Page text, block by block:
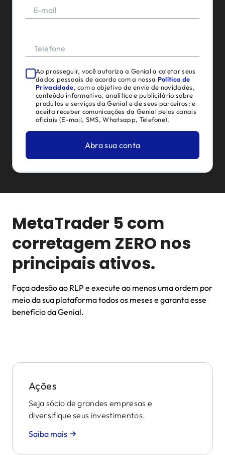
E-mail
Telefone
Ao prosseguir, você autoriza a Genial a coletar seus
dados pessoais de acordo com a nossa Política de
Privacidade, com o objetivo de envio de novidades,
conteúdo informativo, analítico e publicitário sobre
produtos e serviços da Genial e de seus parceiros; e
aceita receber comunicações da Genial pelos canais
oficiais (E-mail, SMS, Whatsapp, Telefone).
Abra sua conta
MetaTrader 5 com
corretagem ZERO nos
principais ativos.
Faça adesão ao RLP e execute ao menos uma ordem por
meio da sua plataforma todos os meses e garanta esse
benefício da Genial.
Ações
Seja sócio de grandes empresas e
diversifique seus investimentos.
Saiba mais